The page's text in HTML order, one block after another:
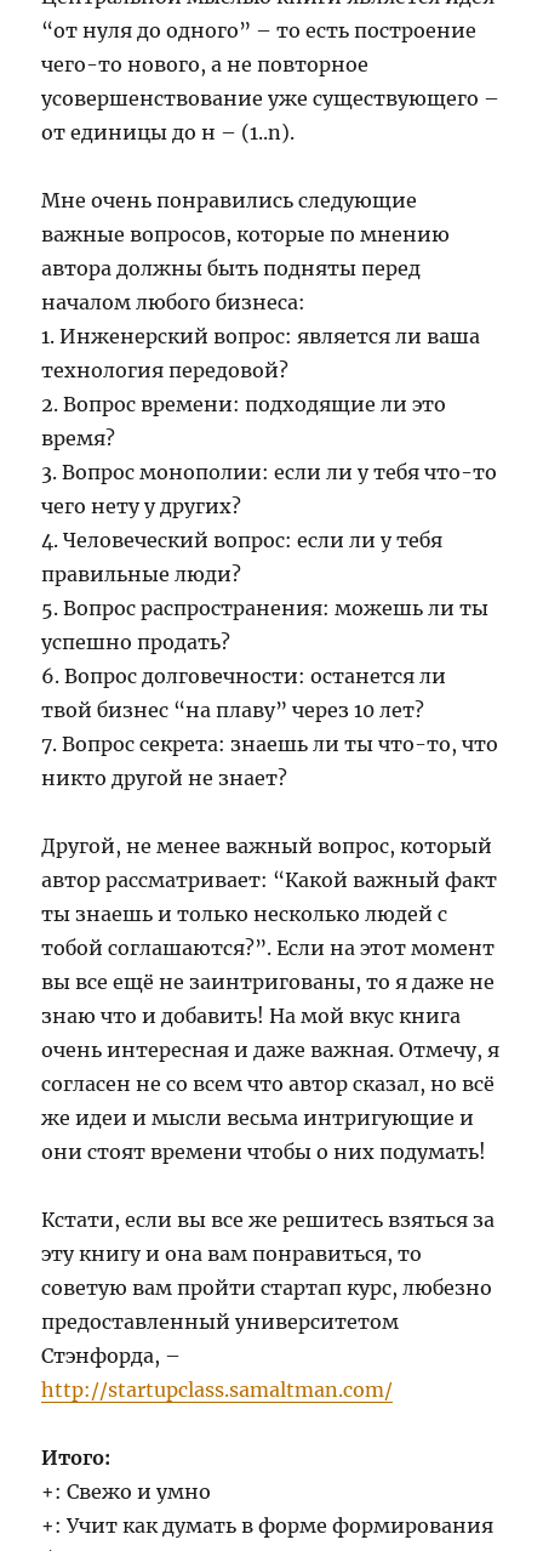
“от нуля до одного” – то есть построение
чего-то нового, а не повторное
усовершенствование уже существующего –
от единицы до н – (1..n).
Мне очень понравились следующие
важные вопросов, которые по мнению
автора должны быть подняты перед
началом любого бизнеса:
1. Инженерский вопрос: является ли ваша
технология передовой?
2. Вопрос времени: подходящие ли это
время?
3. Вопрос монополии: если ли у тебя что-то
чего нету у других?
4. Человеческий вопрос: если ли у тебя
правильные люди?
5. Вопрос распространения: можешь ли ты
успешно продать?
6. Вопрос долговечности: останется ли
твой бизнес “на плаву” через 10 лет?
7. Вопрос секрета: знаешь ли ты что-то, что
никто другой не знает?
Другой, не менее важный вопрос, который
автор рассматривает: “Какой важный факт
ты знаешь и только несколько людей с
тобой соглашаются?”. Если на этот момент
вы все ещё не заинтригованы, то я даже не
знаю что и добавить! На мой вкус книга
очень интересная и даже важная. Отмечу, я
согласен не со всем что автор сказал, но всё
же идеи и мысли весьма интригующие и
они стоят времени чтобы о них подумать!
Кстати, если вы все же решитесь взяться за
эту книгу и она вам понравиться, то
советую вам пройти стартап курс, любезно
предоставленный университетом
Стэнфорда, –
http://startupclass.samaltman.com/
Итого:
+: Свежо и умно
+: Учит как думать в форме формирования